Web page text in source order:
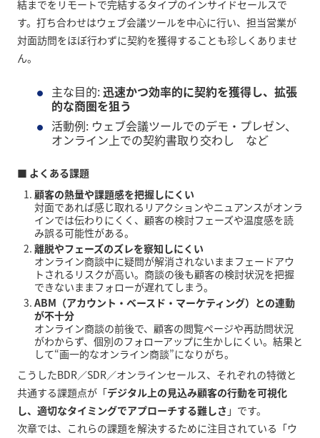
結までをリモートで完結するタイプのインサイドセールスで
す。打ち合わせはウェブ会議ツールを中心に行い、担当営業が
対面訪問をほぼ行わずに契約を獲得することも珍しくありませ
ん。
主な目的:迅速かつ効率的に契約を獲得し、拡張
的な商圏を狙う
活動例: ウェブ会議ツールでのデモ・プレゼン、
オンライン上での契約書取り交わし など
■ よくある課題
顧客の熱量や課題感を把握しにくい
対面であれば感じ取れるリアクションやニュアンスがオンラ
インでは伝わりにくく、顧客の検討フェーズや温度感を読
み誤る可能性がある。
離脱やフェーズのズレを察知しにくい
オンライン商談中に疑問が解消されないままフェードアウ
トされるリスクが高い。商談の後も顧客の検討状況を把握
できないままフォローが遅れてしまう。
ABM（アカウント・ベースド・マーケティング）との連動
が不十分
オンライン商談の前後で、顧客の閲覧ページや再訪問状況
がわからず、個別のフォローアップに生かしにくい。結果と
して“画一的なオンライン商談”になりがち。
こうしたBDR／SDR／オンラインセールス、それぞれの特徴と
共通する課題点が「デジタル上の見込み顧客の行動を可視化
し、適切なタイミングでアプローチする難しさ 」です。
次章では、これらの課題を解決するために注目されている「ウ